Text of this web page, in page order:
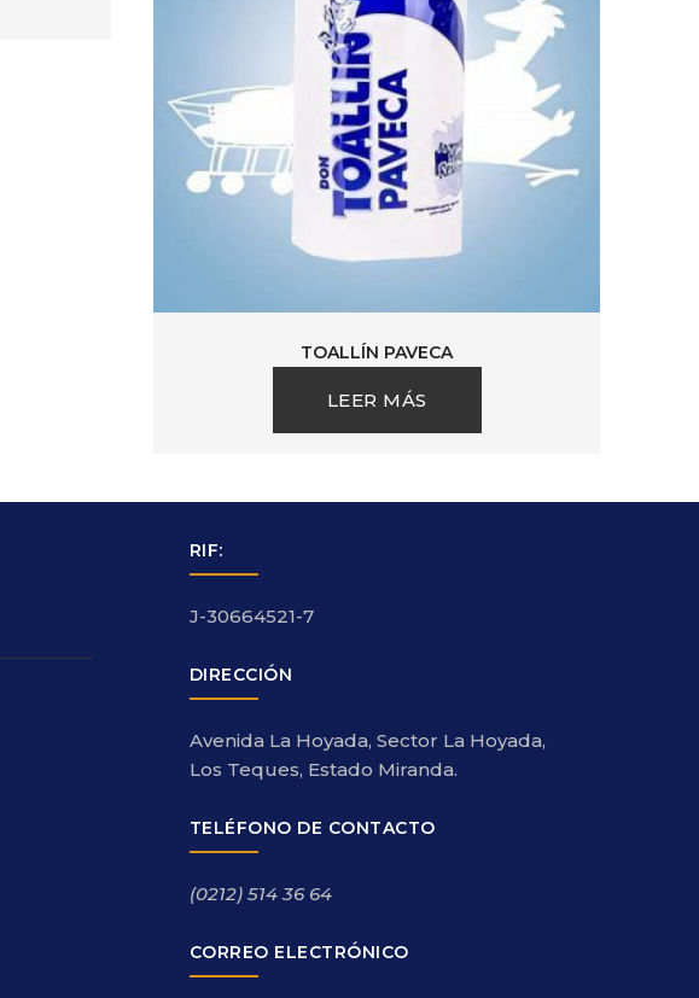
TOALLÍN PAVECA
LEER MÁS
RIF:
J-30664521-7
DIRECCIÓN
Avenida La Hoyada, Sector La Hoyada,
Los Teques, Estado Miranda.
TELÉFONO DE CONTACTO
(0212) 514 36 64
CORREO ELECTRÓNICO